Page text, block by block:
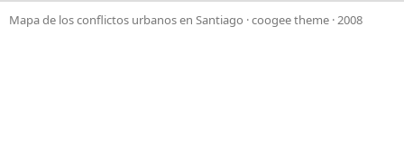
Mapa de los conflictos urbanos en Santiago ·coogee theme · 2008